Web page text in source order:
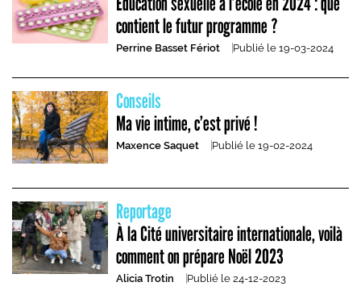
contient le futur programme ?
Perrine Basset Fériot Publié le 19-03-2024
Conseils
Ma vie intime, c’est privé !
Maxence Saquet Publié le 19-02-2024
Reportage
À la Cité universitaire internationale, voilà
comment on prépare Noël 2023
Alicia Trotin Publié le 24-12-2023